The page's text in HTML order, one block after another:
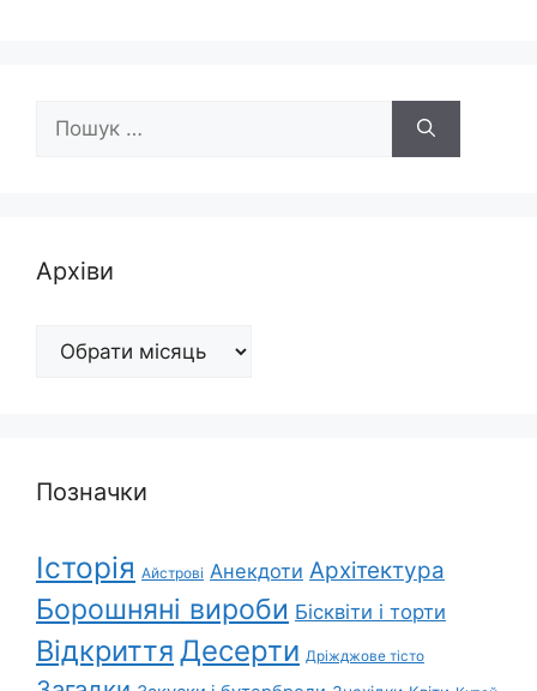
Архіви
Архіви
Позначки
Історія Айстрові Анекдоти Архітектура
Борошняні вироби Бісквіти і торти
Відкриття Десерти Дріжджове тісто